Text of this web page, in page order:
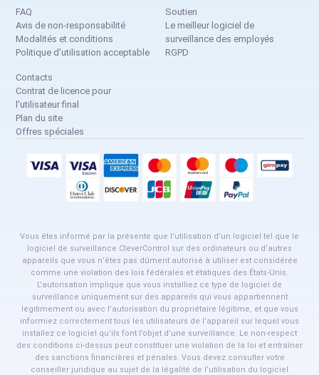
FAQ
Avis de non-responsabilité
Modalités et conditions
Politique d’utilisation acceptable
Soutien
Le meilleur logiciel de
surveillance des employés
RGPD
Contacts
Contrat de licence pour
l'utilisateur final
Plan du site
Offres spéciales
Vous êtes informé par la présente que l’utilisation d’un logiciel tel que le
logiciel de surveillance CleverControl sur des ordinateurs ou d’autres
appareils que vous n’êtes pas dûment autorisé à utiliser est considérée
comme une violation des lois fédérales et étatiques des États-Unis.
L’autorisation implique que vous installiez ce type de logiciel de
surveillance uniquement sur des appareils qui vous appartiennent
légitimement ou avec l’autorisation du propriétaire légitime, et que vous
informiez correctement tous les utilisateurs de l’appareil sur lequel vous
installez ce logiciel qu’ils font l’objet d’une surveillance. Le non-respect
des conditions ci-dessus peut constituer une violation de la loi et entraîner
des sanctions financières et pénales. Vous devez consulter votre
conseiller juridique au sujet de la légalité de l’utilisation du logiciel